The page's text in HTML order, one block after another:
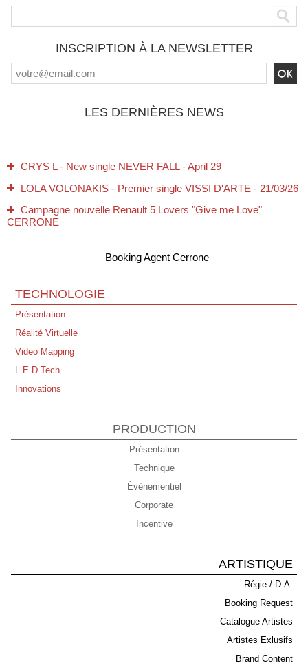
INSCRIPTION À LA NEWSLETTER
LES DERNIÈRES NEWS
CRYS L - New single NEVER FALL - April 29
LOLA VOLONAKIS - Premier single VISSI D'ARTE - 21/03/26
Campagne nouvelle Renault 5 Lovers "Give me Love"
CERRONE
Jamiroquai/Cerrone - 02 Arena London - 15/12/25
10 novembre 1995 → 10 novembre 2025 Futuria Production à
30 Ans !
Expo Entre Rave et Réalité - Bibliothèque Nationale de LYON
Disco Symphonique de Marc Cerrone - Philharmonie de Paris
Concert "Live Peace" Annecy Dimanche 21 Septembre
Booking Agent Cerrone
TECHNOLOGIE
Présentation
Réalité Virtuelle
Video Mapping
L.E.D Tech
Innovations
PRODUCTION
Présentation
Technique
Évènementiel
Corporate
Incentive
ARTISTIQUE
Régie / D.A.
Booking Request
Catalogue Artistes
Artistes Exlusifs
Brand Content